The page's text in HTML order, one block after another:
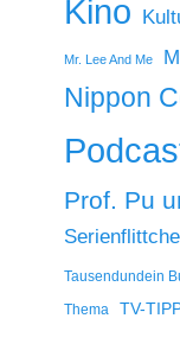
Kino
Mr. Lee And Me
Nippon
Prof. Pu
Tausendundein
Thema TV-